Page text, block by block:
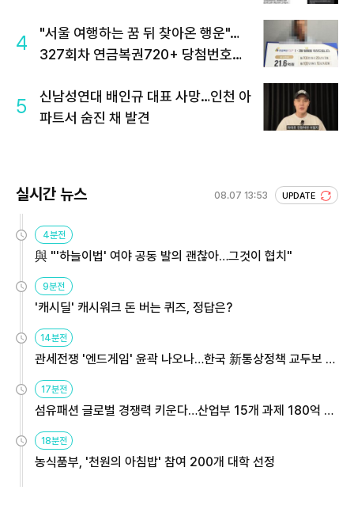
4
"서울 여행하는 꿈 뒤 찾아온 행운"…
327회차 연금복권720+ 당첨번호조
5
신남성연대 배인규 대표 사망…인천 아
파트서 숨진 채 발견
실시간 뉴스 08.07 13:53 UPDATE
4분전
與 "'하늘이법' 여야 공동 발의 괜찮아…그것이 협치"
9분전
'캐시딜' 캐시워크 돈 버는 퀴즈, 정답은?
14분전
관세전쟁 '엔드게임' 윤곽 나오나…한국 新통상정책 교두보 활
17분전
섬유패션 글로벌 경쟁력 키운다…산업부 15개 과제 180억 지
18분전
농식품부, '천원의 아침밥' 참여 200개 대학 선정